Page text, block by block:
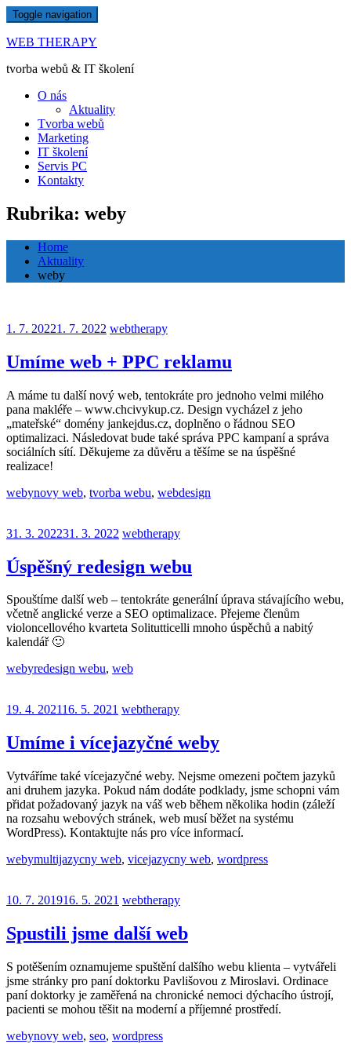
Skip
to
content
Toggle navigation
WEB THERAPY
tvorba webů & IT školení
O nás
Aktuality
Tvorba webů
Marketing
IT školení
Servis PC
Kontakty
Rubrika: weby
Home
Aktuality
weby
1. 7. 20221. 7. 2022 webtherapy
Umíme web + PPC reklamu
A máme tu další nový web, tentokráte pro jednoho velmi milého
pana makléře – www.chcivykup.cz. Design vycházel z jeho
„mateřské“ domény jankejdus.cz, doplněno o řádnou SEO
optimalizaci. Následovat bude také správa PPC kampaní a správa
sociálních sítí. Děkujeme za důvěru a těšíme se na úspěšné
realizace!
webynovy web, tvorba webu, webdesign
31. 3. 202231. 3. 2022 webtherapy
Úspěšný redesign webu
Spouštíme další web – tentokráte generální úprava stávajícího webu,
včetně anglické verze a SEO optimalizace. Přejeme členům
violoncellového kvarteta Solitutticelli mnoho úspěchů a nabitý
kalendář 🙂
webyredesign webu, web
19. 4. 202116. 5. 2021 webtherapy
Umíme i vícejazyčné weby
Vytváříme také vícejazyčné weby. Nejsme omezeni počtem jazyků
ani druhem jazyka. Pokud nám dodáte podklady, jsme schopni vám
přidat požadovaný jazyk na váš web během několika hodin (záleží
na rozsahu webových stránek, web musí běžet na systému
WordPress). Kontaktujte nás pro více informací.
webymultijazycny web, vicejazycny web, wordpress
10. 7. 201916. 5. 2021 webtherapy
Spustili jsme další web
S potěšením oznamujeme spuštění dalšího webu klienta – vytvářeli
jsme stránky pro paní doktorku Pavlišovou z Miroslavi. Ordinace
paní doktorky je zaměřená na chronické nemoci dýchacího ústrojí,
pacienti se mohou těšit na moderní a příjemné prostředí.
webynovy web, seo, wordpress